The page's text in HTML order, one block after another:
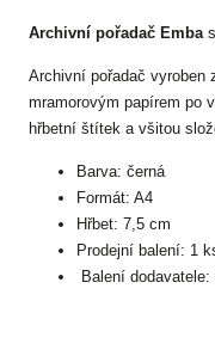
Archivní pořadač Embas
Archivní pořadač vyroben
mramorovým papírem po
hřbetní štítek a všitou
Barva: černá
Formát: A4
Hřbet: 7,5 cm
Prodejní balení: 1
Balení dodavatele: